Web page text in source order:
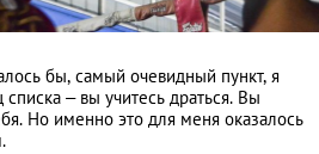
бы, самый очевидный пункт, я
– вы учитесь драться. Вы
Но именно это для меня оказалось